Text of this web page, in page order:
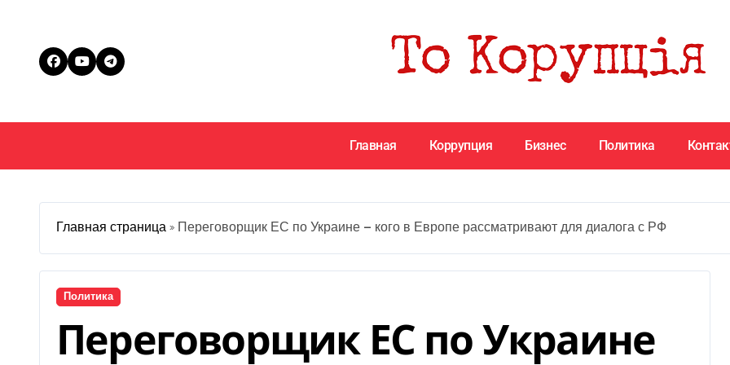
Главная Коррупция Бизнес Политика
Главная страница » Переговорщик ЕС по Украине — кого в Европе рассматривают для диалога с РФ
Политика
Переговорщик ЕС по Украине